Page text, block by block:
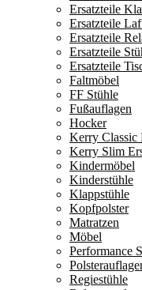
Ersatzteile
Ersatzteile
Ersatzteile
Ersatzteile
Ersatzteile
Faltmöbel
FF Stühle
Fußauflagen
Hocker
Kerry Classic
Kerry Slim
Kindermöbel
Kinderstühle
Klappstühle
Kopfpolster
Matratzen
Möbel
Performance
Regiestühle